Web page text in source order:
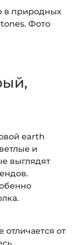
в природных
tones. Фото
earth
и
выглядят
от